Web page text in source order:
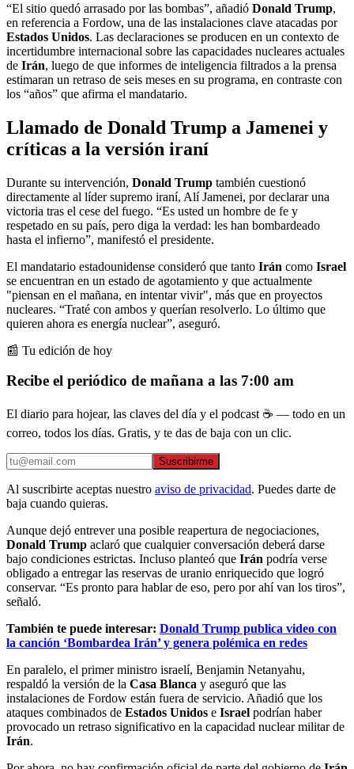
“El sitio quedó arrasado por las bombas”, añadió Donald Trump,
en referencia a Fordow, una de las instalaciones clave atacadas por
Estados Unidos. Las declaraciones se producen en un contexto de
incertidumbre internacional sobre las capacidades nucleares actuales
de Irán, luego de que informes de inteligencia filtrados a la prensa
estimaran un retraso de seis meses en su programa, en contraste con
los “años” que afirma el mandatario.
Llamado de Donald Trump a Jamenei y
críticas a la versión iraní
Durante su intervención, Donald Trump también cuestionó
directamente al líder supremo iraní, Alí Jamenei, por declarar una
victoria tras el cese del fuego. “Es usted un hombre de fe y
respetado en su país, pero diga la verdad: les han bombardeado
hasta el infierno”, manifestó el presidente.
El mandatario estadounidense consideró que tanto Irán como Israel
se encuentran en un estado de agotamiento y que actualmente
"piensan en el mañana, en intentar vivir", más que en proyectos
nucleares. “Traté con ambos y querían resolverlo. Lo último que
quieren ahora es energía nuclear”, aseguró.
📰 Tu edición de hoy
Recibe el periódico de mañana a las 7:00 am
El diario para hojear, las claves del día y el podcast ☕ — todo en un
correo, todos los días. Gratis, y te das de baja con un clic.
Suscribirme
Al suscribirte aceptas nuestro aviso de privacidad. Puedes darte de
baja cuando quieras.
Aunque dejó entrever una posible reapertura de negociaciones,
Donald Trump aclaró que cualquier conversación deberá darse
bajo condiciones estrictas. Incluso planteó que Irán podría verse
obligado a entregar las reservas de uranio enriquecido que logró
conservar. “Es pronto para hablar de eso, pero por ahí van los tiros”,
señaló.
También te puede interesar: Donald Trump publica video con
la canción ‘Bombardea Irán’ y genera polémica en redes
En paralelo, el primer ministro israelí, Benjamin Netanyahu,
respaldó la versión de la Casa Blanca y aseguró que las
instalaciones de Fordow están fuera de servicio. Añadió que los
ataques combinados de Estados Unidos e Israel podrían haber
provocado un retraso significativo en la capacidad nuclear militar de
Irán.